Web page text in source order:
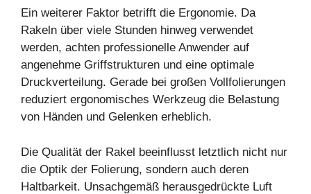
Ein weiterer Faktor betrifft die Ergonomie. Da
Rakeln über viele Stunden hinweg verwendet
werden, achten professionelle Anwender auf
angenehme Griffstrukturen und eine optimale
Druckverteilung. Gerade bei großen Vollfolierungen
reduziert ergonomisches Werkzeug die Belastung
von Händen und Gelenken erheblich.
Die Qualität der Rakel beeinflusst letztlich nicht nur
die Optik der Folierung, sondern auch deren
Haltbarkeit. Unsachgemäß herausgedrückte Luft